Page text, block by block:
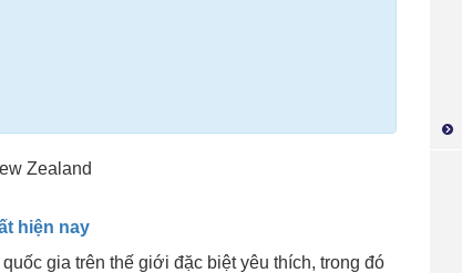
hiện nay
gia trên thế giới đặc biệt yêu thích, trong đó